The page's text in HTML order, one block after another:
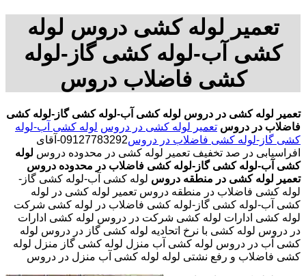
تعمیر لوله کشی دروس لوله
کشی آب-لوله کشی گاز-لوله
کشی فاضلاب دروس
تعمیر لوله کشی در دروس لوله کشی آب-لوله کشی گاز-لوله کشی
فاضلاب در دروس تعمیر لوله کشی در دروس لوله کشی آب-لوله
کشی گاز-لوله کشی فاضلاب در دروس
09127783292-آقای
افراسیابی در صد تخفیف تعمیر لوله کشی در محدوده دروس لوله
کشی آب-لوله کشی گاز-لوله کشی فاضلاب در محدوده دروس
تعمیر لوله کشی در منطقه دروس لوله کشی آب-لوله کشی گاز-
لوله کشی فاضلاب در منطقه دروس تعمیر لوله کشی در لوله
کشی آب-لوله کشی گاز-لوله کشی فاضلاب در لوله کشی شرکت
لوله کشی ادارات لوله کشی شرکت در دروس لوله کشی ادارات
در دروس لوله کشی با نرخ اتحادیه لوله کشی گاز در دروس لوله
کشی آب در دروس لوله کشی آب منزل لوله کشی گاز منزل لوله
کشی فاضلاب و رفع نشتی لوله لوله کشی آب منزل در دروس